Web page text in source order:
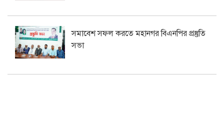
সমাবেশ সফল করতে মহানগর বিএনপির প্রস্তুতি
সভা